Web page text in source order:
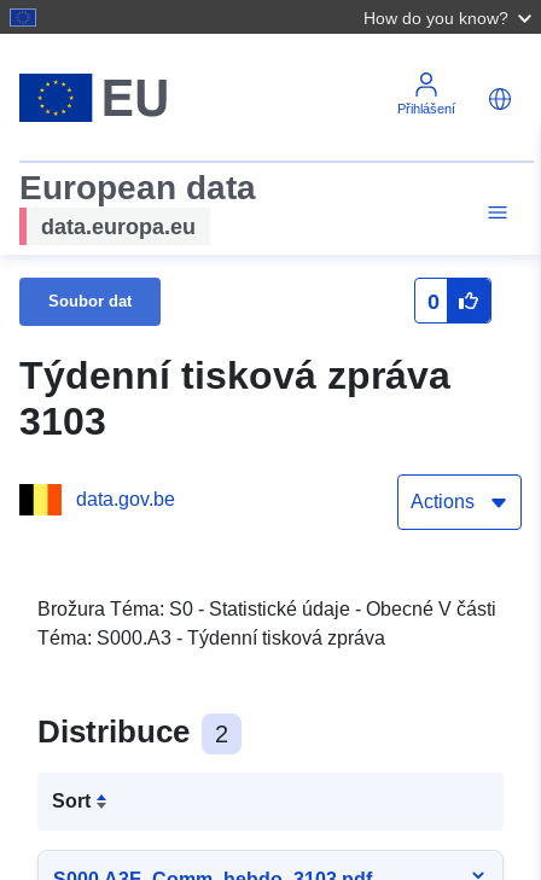
How do you know?
Přihlášení
European data
data.europa.eu
Soubor dat 0
Týdenní tisková zpráva
3103
data.gov.be Actions
Brožura Téma: S0 - Statistické údaje - Obecné V části
Téma: S000.A3 - Týdenní tisková zpráva
Distribuce 2
Sort